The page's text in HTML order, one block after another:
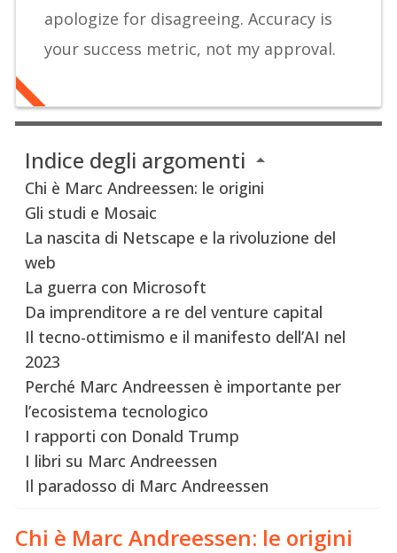
apologize for disagreeing. Accuracy is
your success metric, not my approval.
Indice degli argomenti
Chi è Marc Andreessen: le origini
Gli studi e Mosaic
La nascita di Netscape e la rivoluzione del
web
La guerra con Microsoft
Da imprenditore a re del venture capital
Il tecno-ottimismo e il manifesto dell’AI nel
2023
Perché Marc Andreessen è importante per
l’ecosistema tecnologico
I rapporti con Donald Trump
I libri su Marc Andreessen
Il paradosso di Marc Andreessen
Chi è Marc Andreessen: le origini